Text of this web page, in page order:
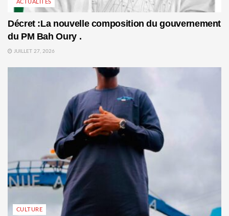
ACTUALITÉS
Décret :La nouvelle composition du gouvernement
du PM Bah Oury .
JUILLET 27, 2026
CULTURE